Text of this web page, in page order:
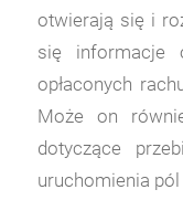
otwierają się i
się informacje
opłaconych
Może on
dotyczące
uruchomienia